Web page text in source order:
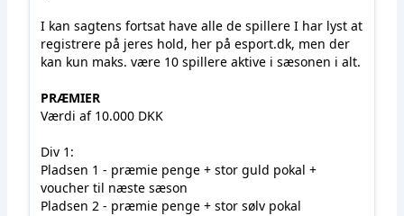
I kan sagtens fortsat have alle de spillere I har lyst at
registrere på jeres hold, her på esport.dk, men der
kan kun maks. være 10 spillere aktive i sæsonen i alt.
PRÆMIER
Værdi af 10.000 DKK
Div 1:
Pladsen 1 - præmie penge + stor guld pokal +
voucher til næste sæson
Pladsen 2 - præmie penge + stor sølv pokal